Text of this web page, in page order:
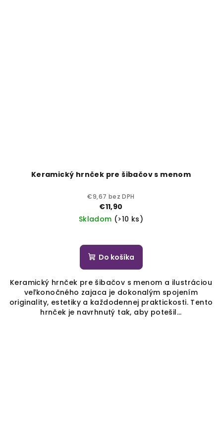
Keramický hrnček pre šibačov s menom
€9,67 bez DPH
€11,90
Skladom (>10 ks)
Do košíka
Keramický hrnček pre šibačov s menom a ilustráciou
veľkonočného zajaca je dokonalým spojením
originality, estetiky a každodennej praktickosti. Tento
hrnček je navrhnutý tak, aby potešil...